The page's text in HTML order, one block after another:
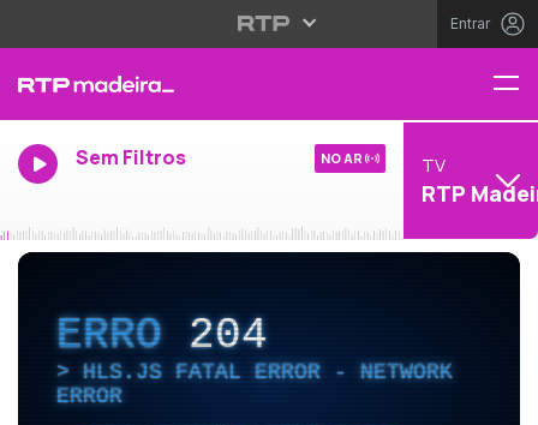
Entrar
Sem Filtros NO AR TV
RTP
ERRO204
HLS.JS FATAL ERROR - NETWORK
ERROR